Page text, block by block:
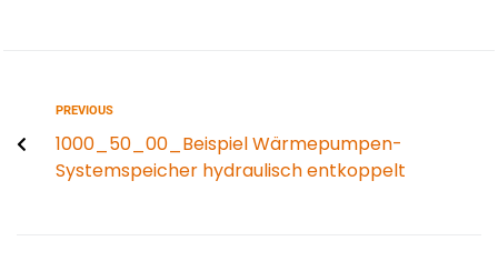
PREVIOUS
1000_50_00_Beispiel Wärmepumpen-
Systemspeicher hydraulisch entkoppelt